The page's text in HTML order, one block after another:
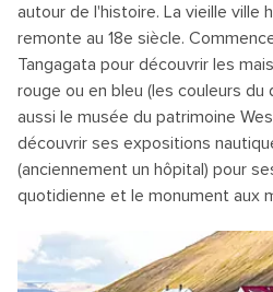
autour de l'histoire. La vieille ville
remonte au 18e siècle.
Tangagata pour découvrir les
rouge ou en bleu (les couleurs du
aussi le musée du patrimoine
découvrir ses expositions
(anciennement un hôpital) pour
quotidienne et le monument aux